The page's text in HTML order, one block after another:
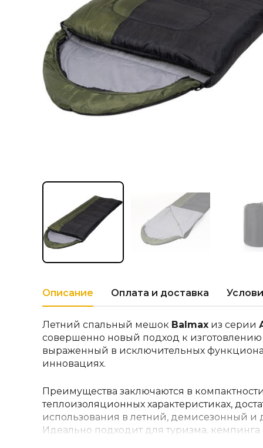
Описание Оплата и доставка
Летний спальный мешок Balmax из серии
совершенно новый подход к изготовлению
выраженный в исключительных
инновациях.
Преимущества заключаются в
теплоизоляционных характеристиках,
использования в летний, демисезонный
Идеально подходит для туризма, кемпинга